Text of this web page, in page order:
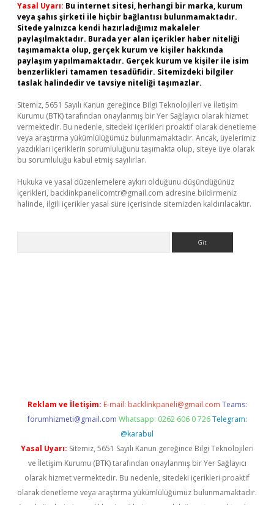
Yasal Uyarı: Bu internet sitesi, herhangi bir marka, kurum
veya şahıs şirketi ile hiçbir bağlantısı bulunmamaktadır.
Sitede yalnızca kendi hazırladığımız makaleler
paylaşılmaktadır. Burada yer alan içerikler haber niteliği
taşımamakta olup, gerçek kurum ve kişiler hakkında
paylaşım yapılmamaktadır. Gerçek kurum ve kişiler ile isim
benzerlikleri tamamen tesadüfidir. Sitemizdeki bilgiler
taslak halindedir ve tavsiye niteliği taşımazlar.
Sitemiz, 5651 Sayılı Kanun gereğince Bilgi Teknolojileri ve İletişim
Kurumu (BTK) tarafından onaylanmış bir Yer Sağlayıcı olarak hizmet
vermektedir. Bu nedenle, sitedeki içerikleri proaktif olarak denetleme
veya araştırma yükümlülüğümüz bulunmamaktadır. Ancak, üyelerimiz
yazdıkları içeriklerin sorumluluğunu taşımakta olup, siteye üye olarak
bu sorumluluğu kabul etmiş sayılırlar.
Hukuka ve yasal düzenlemelere aykırı olduğunu düşündüğünüz
içerikleri, backlinkpanelicomtr@gmail.com adresine bildirmeniz
halinde, ilgili içerikler yasal süre içerisinde sitemizden kaldırılacaktır.
Reklam ve İletişim: E-mail: backlinkpaneli@gmail.com Teams:
forumhizmeti@gmail.com Whatsapp: 0262 606 0 726 Telegram:
@karabul
Yasal Uyarı: Sitemiz, 5651 Sayılı Kanun gereğince Bilgi Teknolojileri
ve İletişim Kurumu (BTK) tarafından onaylanmış bir Yer Sağlayıcı
olarak hizmet vermektedir. Bu nedenle, sitedeki içerikleri proaktif
olarak denetleme veya araştırma yükümlülüğümüz bulunmamaktadır.